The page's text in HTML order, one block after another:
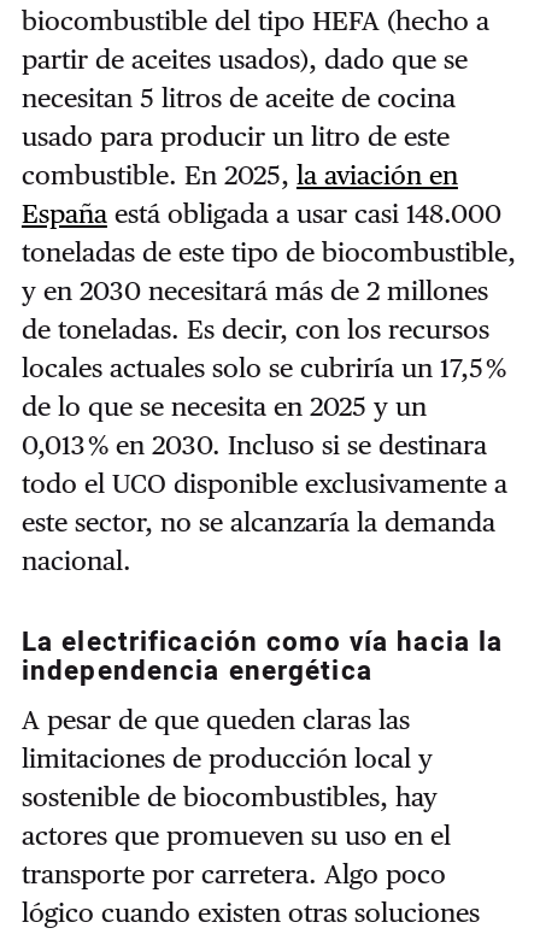
biocombustible del tipo HEFA (hecho a
partir de aceites usados), dado quese
necesitan 5 litros de aceite de cocina
usado para producir un litro de este
combustible. En 2025, la aviación en
Españaestá obligada a usar casi 148.000
toneladas de este tipo de biocombustible,
y en 2030 necesitará más de 2 millones
de toneladas. Es decir, con los recursos
locales actuales solo se cubriría un 17,5 %
de lo que se necesita en 2025 y un
0,013 % en 2030. Incluso si se destinara
todo el UCO disponible exclusivamente a
este sector, no se alcanzaría la demanda
nacional.
La electrificación como vía hacia la
independencia energética
A pesar de que queden claras las
limitaciones de producción local y
sostenible de biocombustibles, hay
actores que promueven su uso en el
transporte por carretera. Algo poco
lógico cuando existen otras soluciones